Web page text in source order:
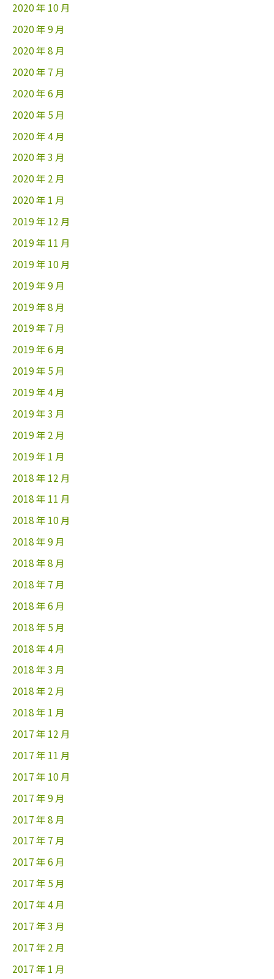
2020 年 10 月
2020 年 9 月
2020 年 8 月
2020 年 7 月
2020 年 6 月
2020 年 5 月
2020 年 4 月
2020 年 3 月
2020 年 2 月
2020 年 1 月
2019 年 12 月
2019 年 11 月
2019 年 10 月
2019 年 9 月
2019 年 8 月
2019 年 7 月
2019 年 6 月
2019 年 5 月
2019 年 4 月
2019 年 3 月
2019 年 2 月
2019 年 1 月
2018 年 12 月
2018 年 11 月
2018 年 10 月
2018 年 9 月
2018 年 8 月
2018 年 7 月
2018 年 6 月
2018 年 5 月
2018 年 4 月
2018 年 3 月
2018 年 2 月
2018 年 1 月
2017 年 12 月
2017 年 11 月
2017 年 10 月
2017 年 9 月
2017 年 8 月
2017 年 7 月
2017 年 6 月
2017 年 5 月
2017 年 4 月
2017 年 3 月
2017 年 2 月
2017 年 1 月